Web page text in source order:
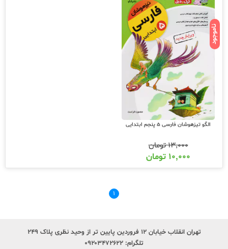
ناموجود
الگو تیزهوشان فارسی 5 پنجم ابتدایی
۱۳,۰۰۰تومان
۱۰,۰۰۰ تومان
۱
تهران انقلاب خیابان ۱۲ فروردین پایین تر از وحید نظری پلاک ۲۴۹
تلگرام: ۰۹۲۰۳۴۷۲۶۲۲